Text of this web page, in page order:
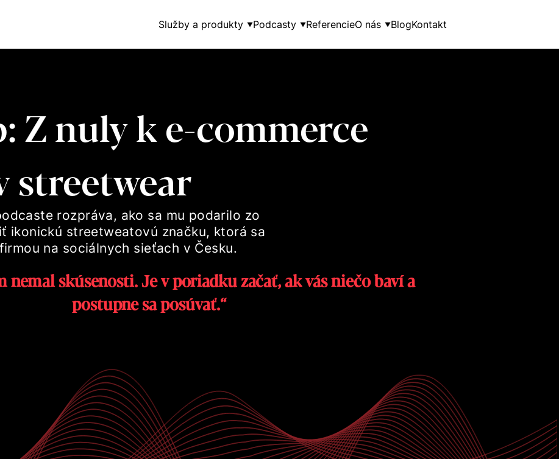
Služby a produkty ▼Podcasty ▼ReferencieO nás ▼BlogKontakt
Z nuly k e-commerce
streetwear
rozpráva, ako sa mu podarilo zo
ikonickú streetweatovú značku, ktorá sa
na sociálnych sieťach v Česku.
postupne sa posúvať.“